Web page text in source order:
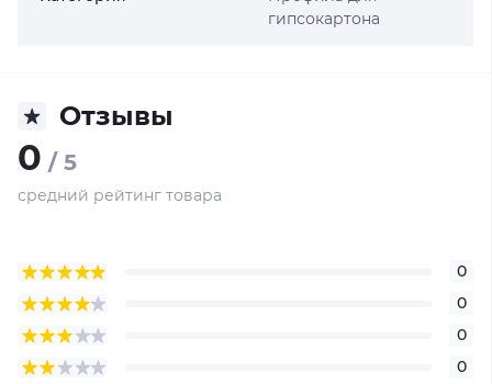
гипсокартона
Отзывы
0 / 5
средний рейтинг товара
0
0
0
0